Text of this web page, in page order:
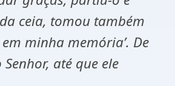
ceia, tomou também
minha memória’. De
até que ele